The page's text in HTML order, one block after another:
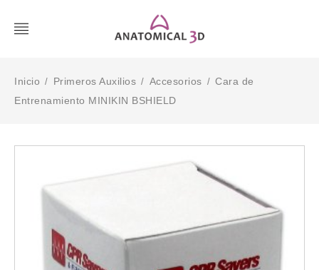
Inicio / Primeros Auxilios / Accesorios / Cara de
Entrenamiento MINIKIN BSHIELD